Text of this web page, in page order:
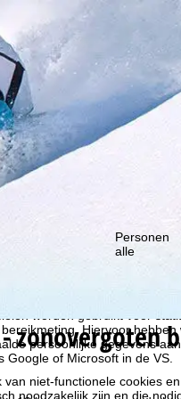
om gebruiksinformatie te
worden gebruikt voor
Hiervoor
persoonlijke gegevens
Google of Microsoft in de VS.
niet-functionele cookies
noodzakelijk zijn en die
Personen
alle
zonovergoten